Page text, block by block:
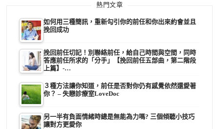
熱門文章
如何用三種簡訊，重新勾引你的前任和你出來約會並且
挽回成功
挽回前任切記！別聯絡前任，給自己時間與空間，同時
答應前任所求的「分手」【挽回前任五部曲，第二階段
上篇】-…
３種方法讓你知道，前任是否對你仍有感覺依然還愛著
你？ – 失戀診療室LoveDoc
另一半有負面情緒時總是無能為力嗎? 三個傾聽小技巧
讓對方更愛你